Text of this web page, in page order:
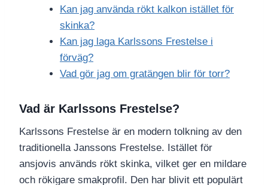
Kan jag använda rökt kalkon istället för
skinka?
Kan jag laga Karlssons Frestelse i
förväg?
Vad gör jag om gratängen blir för torr?
Vad är Karlssons Frestelse?
Karlssons Frestelse är en modern tolkning av den
traditionella Janssons Frestelse. Istället för
ansjovis används rökt skinka, vilket ger en mildare
och rökigare smakprofil. Den har blivit ett populärt